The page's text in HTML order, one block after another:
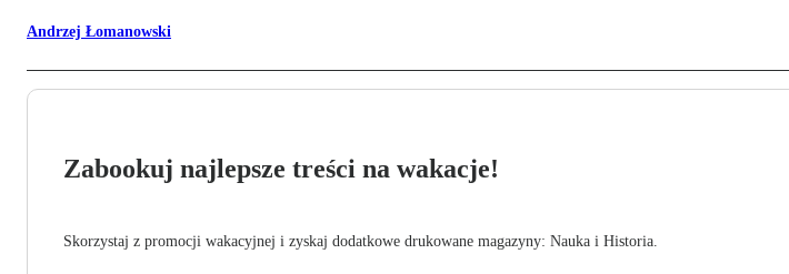
Andrzej Łomanowski
Zabookuj najlepsze treści na wakacje!
Skorzystaj z promocji wakacyjnej i zyskaj dodatkowe drukowane magazyny: Nauka i Historia.